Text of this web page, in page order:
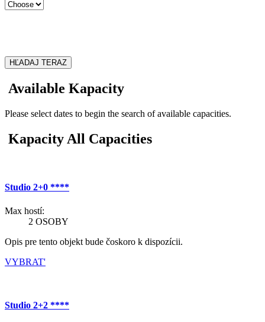
HĽADAJ TERAZ
Available Kapacity
Please select dates to begin the search of available capacities.
Kapacity All Capacities
Studio 2+0 ****
Max hostí:
2 OSOBY
Opis pre tento objekt bude čoskoro k dispozícii.
VYBRAT'
Studio 2+2 ****